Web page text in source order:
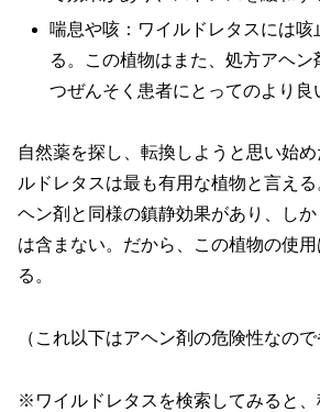
喘息や咳：ワイルドレタスには咳
る。この植物はまた、処方アヘ
つぜんそく患者にとってのより良
自然薬を探し、転換しようと思い始
ルドレタスは最も有用な植物と言え
ヘン剤と同様の鎮静効果があり、し
は含まない。だから、この植物の使
る。
（これ以下はアヘン剤の危険性なので
※ワイルドレタスを検索してみると、